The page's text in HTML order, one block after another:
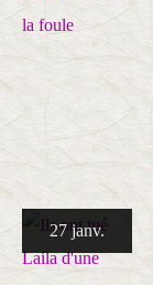
27 janv.